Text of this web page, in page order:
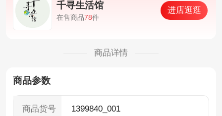
千寻生活馆
在售商品78件
进店逛逛
商品详情
商品参数
商品货号 1399840_001